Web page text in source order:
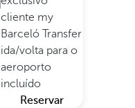
cliente my
Barceló Transfer
ida/volta para o
aeroporto
incluído
Reservar